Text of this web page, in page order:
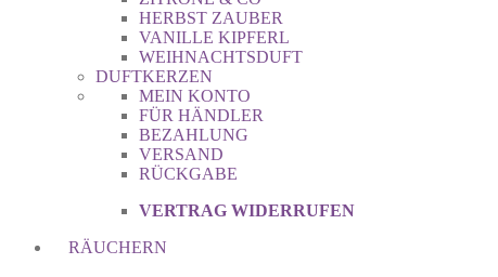
HERBST ZAUBER
VANILLE KIPFERL
WEIHNACHTSDUFT
DUFTKERZEN
MEIN KONTO
FÜR HÄNDLER
BEZAHLUNG
VERSAND
RÜCKGABE
VERTRAG WIDERRUFEN
RÄUCHERN